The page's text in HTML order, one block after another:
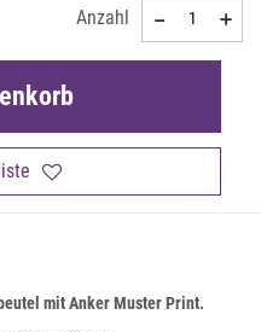
Anzahl
mit Anker Muster Print.